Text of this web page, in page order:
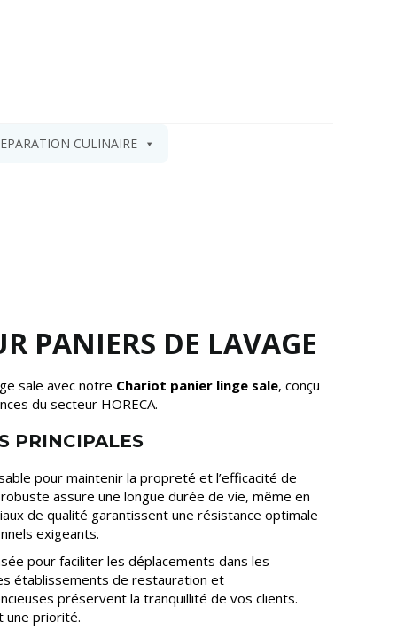
CULINAIRE
PANIERS DE LAVAGE
sale avec notre Chariot panier linge sale, conçu
du secteur HORECA.
PRINCIPALES
pour maintenir la propreté et l’efficacité de
assure une longue durée de vie, même en
de qualité garantissent une résistance optimale
exigeants.
pour faciliter les déplacements dans les
établissements de restauration et
préservent la tranquillité de vos clients.
une priorité.